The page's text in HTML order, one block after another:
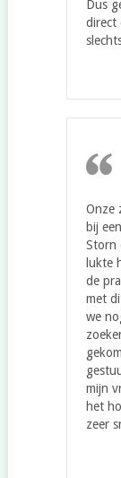
Dus
direct
Onze
bij
Storn
lukte
de
met
we
mijn
het
zeer